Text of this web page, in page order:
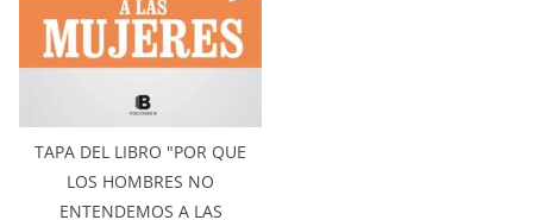
TAPA DEL LIBRO "POR QUE
LOS HOMBRES NO
ENTENDEMOS A LAS